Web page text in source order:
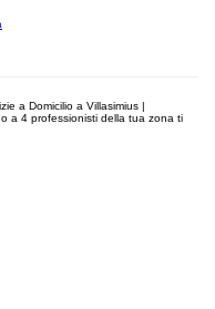
a Domicilio a Villasimius |
a 4 professionisti della tua zona ti